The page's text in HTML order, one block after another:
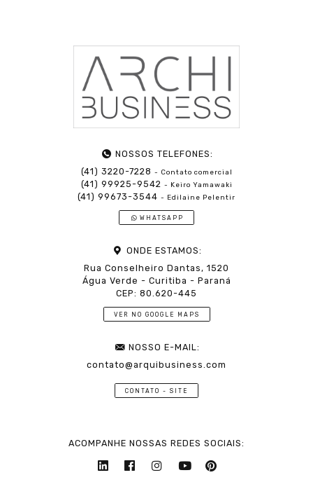
NOSSOS TELEFONES:
(41) 3220-7228 - Contato comercial
(41) 99925-9542 - Keiro Yamawaki
(41) 99673-3544 - Edilaine Pelentir
WHATSAPP
ONDE ESTAMOS:
Rua Conselheiro Dantas, 1520
Água Verde - Curitiba - Paraná
CEP: 80.620-445
VER NO GOOGLE MAPS
NOSSO E-MAIL:
contato@arquibusiness.com
CONTATO - SITE
ACOMPANHE NOSSAS REDES SOCIAIS: